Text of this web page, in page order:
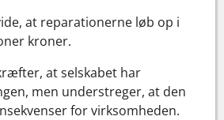
at reparationerne løb op i
kroner.
at selskabet har
men understreger, at den
for virksomheden.